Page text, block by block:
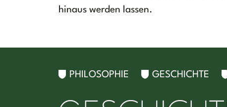
hinaus werden lassen.
PHILOSOPHIE GESCHICHTE